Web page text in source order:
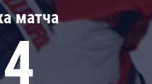
матча